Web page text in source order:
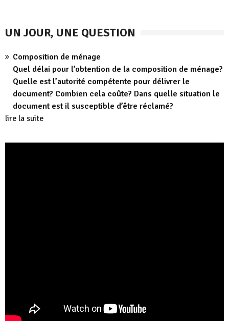
UN JOUR, UNE QUESTION
Composition de ménage
Quel délai pour l’obtention de la composition de ménage?
Quelle est l’autorité compétente pour délivrer le
document? Combien cela coûte? Dans quelle situation le
document est il susceptible d’être réclamé?
lire la suite